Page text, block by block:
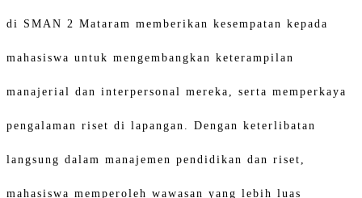
di SMAN 2 Mataram memberikan kesempatan kepada
mahasiswa untuk mengembangkan keterampilan
manajerial dan interpersonal mereka, serta memperkaya
pengalaman riset di lapangan. Dengan keterlibatan
langsung dalam manajemen pendidikan dan riset,
mahasiswa memperoleh wawasan yang lebih luas